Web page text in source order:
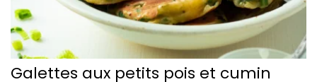
Galettes aux petits pois et cumin